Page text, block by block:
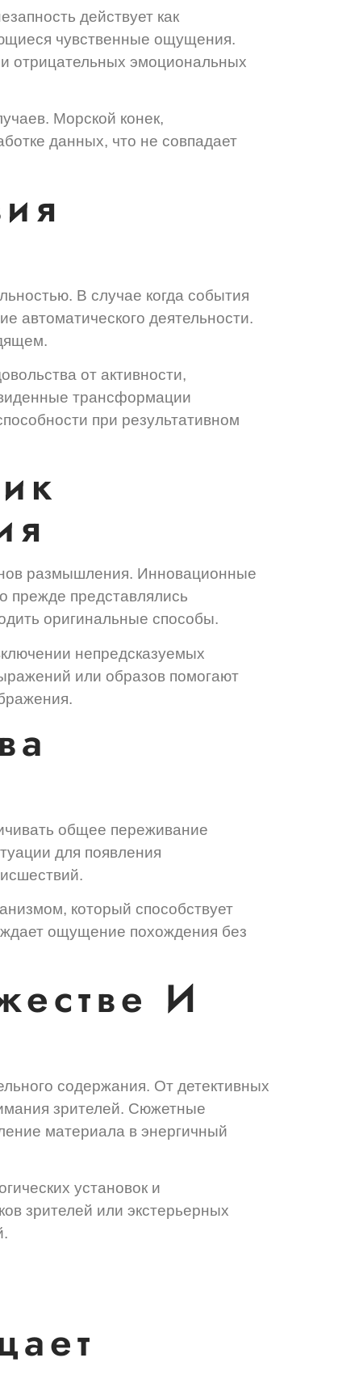
действует как
чувственные ощущения.
отрицательных эмоциональных
Морской конек,
данных, что не совпадает
В случае когда события
автоматического деятельности.
от активности,
трансформации
при результативном
размышления. Инновационные
прежде представлялись
оригинальные способы.
непредсказуемых
или образов помогают
общее переживание
для появления
который способствует
ощущение похождения без
И
содержания. От детективных
зрителей. Сюжетные
материала в энергичный
установок и
зрителей или экстерьерных